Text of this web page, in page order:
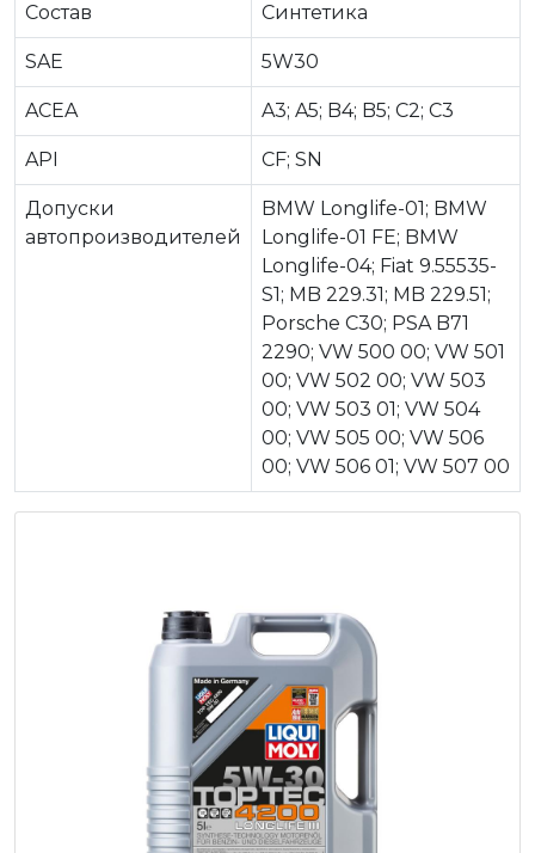
Состав Синтетика
SAE 5W30
ACEA A3; A5; B4; B5; C2; C3
API CF; SN
Допуски
автопроизводителей
BMW Longlife-01; BMW
Longlife-01 FE; BMW
Longlife-04; Fiat 9.55535-
S1; MB 229.31; MB 229.51;
Porsche C30; PSA B71
2290; VW 500 00; VW 501
00; VW 502 00; VW 503
00; VW 503 01; VW 504
00; VW 505 00; VW 506
00; VW 506 01; VW 507 00